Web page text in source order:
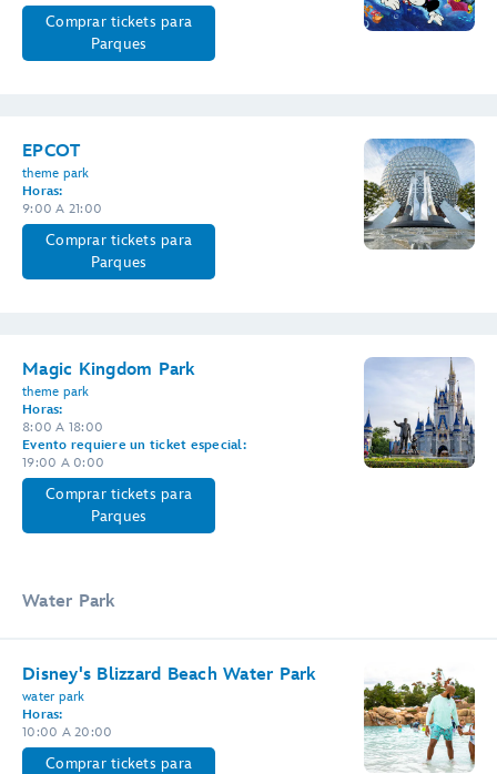
Comprar tickets para
Parques
EPCOT
theme park
Horas:
9:00 A 21:00
Comprar tickets para
Parques
Magic Kingdom Park
theme park
Horas:
8:00 A 18:00
Evento requiere un ticket especial:
19:00 A 0:00
Comprar tickets para
Parques
Water Park
Disney's Blizzard Beach Water Park
water park
Horas:
10:00 A 20:00
Comprar tickets para